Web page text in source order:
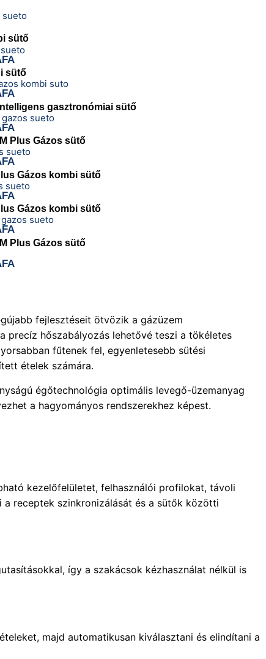
sütő
sütő
gasztronómiai sütő
Plus Gázos sütő
Gázos kombi sütő
Gázos kombi sütő
Plus Gázos sütő
fejlesztéseit ötvözik a gázüzem
precíz hőszabályozás lehetővé teszi a tökéletes
fűtenek fel, egyenletesebb sütési
ételek számára.
égőtechnológia optimális levegő-üzemanyag
a hagyományos rendszerekhez képest.
kezelőfelületet, felhasználói profilokat, távoli
receptek szinkronizálását és a sütők közötti
így a szakácsok kézhasználat nélkül is
majd automatikusan kiválasztani és elindítani a